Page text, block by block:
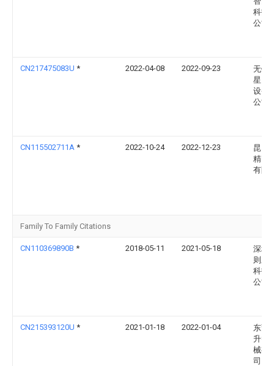
科技
公司
CN217475083U * 2022-04-08 2022-09-23
无锡
星自
设备
公司
CN115502711A * 2022-10-24 2022-12-23
昆山
精密
有限
Family To Family Citations
CN110369890B * 2018-05-11 2021-05-18
深圳
则新
科技
公司
CN215393120U * 2021-01-18 2022-01-04
东莞
升智
械有
司